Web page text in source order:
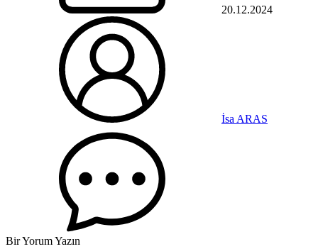
20.12.2024
İsa ARAS
Bir Yorum Yazın